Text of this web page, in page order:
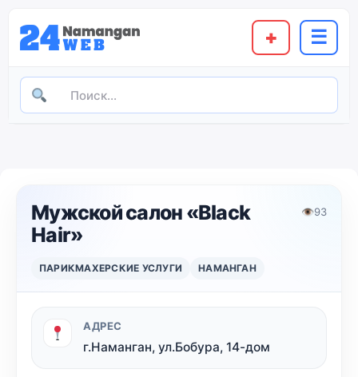
+ ☰
Мужской салон «Black
Hair»
👁93
ПАРИКМАХЕРСКИЕ УСЛУГИ НАМАНГАН
АДРЕС
г.Наманган, ул.Бобура, 14-дом